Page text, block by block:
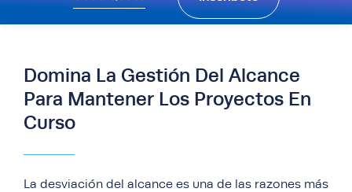
Domina La Gestión Del Alcance
Para Mantener Los Proyectos En
Curso
La desviación del alcance es una de las razones más